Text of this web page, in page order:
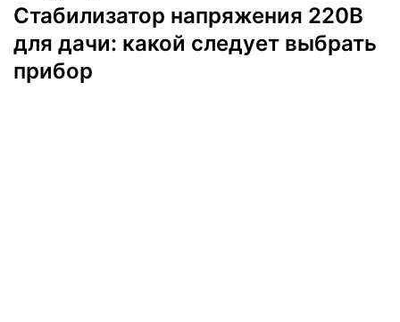
Стабилизатор напряжения 220В
для дачи: какой следует выбрать
прибор